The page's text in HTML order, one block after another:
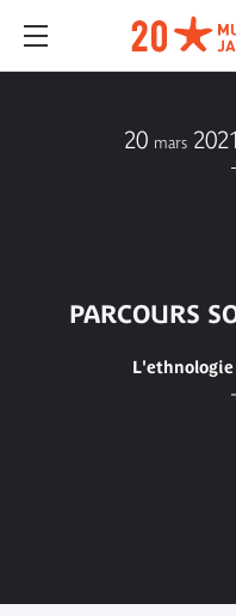
20 mars 2021
PARCOURS
L'ethnologie